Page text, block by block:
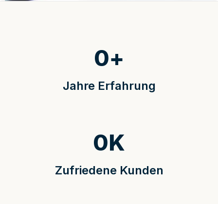
Jahre Erfahrung
0+
Zufriedene Kunden
0K